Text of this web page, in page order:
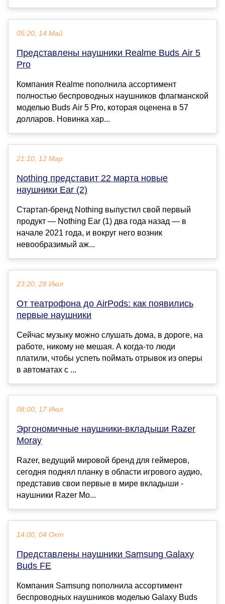
05:20, 14 Май
Представлены наушники Realme Buds Air 5
Pro
Компания Realme пополнила ассортимент
полностью беспроводных наушников флагманской
моделью Buds Air 5 Pro, которая оценена в 57
долларов. Новинка хар...
21:10, 12 Мар
Nothing представит 22 марта новые
наушники Ear (2)
Стартап-бренд Nothing выпустил свой первый
продукт — Nothing Ear (1) два года назад — в
начале 2021 года, и вокруг него возник
невообразимый аж...
23:20, 28 Июл
От театрофона до AirPods: как появились
первые наушники
Сейчас музыку можно слушать дома, в дороге, на
работе, никому не мешая. А когда-то люди
платили, чтобы успеть поймать отрывок из оперы
в автоматах с ...
08:00, 17 Июл
Эргономичные наушники-вкладыши Razer
Moray
Razer, ведущий мировой бренд для геймеров,
сегодня поднял планку в области игрового аудио,
представив свои первые в мире вкладыши -
наушники Razer Mo...
14:00, 04 Окт
Представлены наушники Samsung Galaxy
Buds FE
Компания Samsung пополнила ассортимент
беспроводных наушников моделью Galaxy Buds